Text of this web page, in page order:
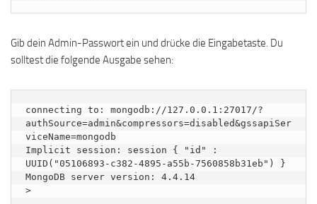
Gib dein Admin-Passwort ein und drücke die Eingabetaste. Du
solltest die folgende Ausgabe sehen:
connecting to: mongodb://127.0.0.1:27017/?
authSource=admin&compressors=disabled&gssapiSer
viceName=mongodb
Implicit session: session { "id" :
UUID("05106893-c382-4895-a55b-7560858b31eb") }
MongoDB server version: 4.4.14